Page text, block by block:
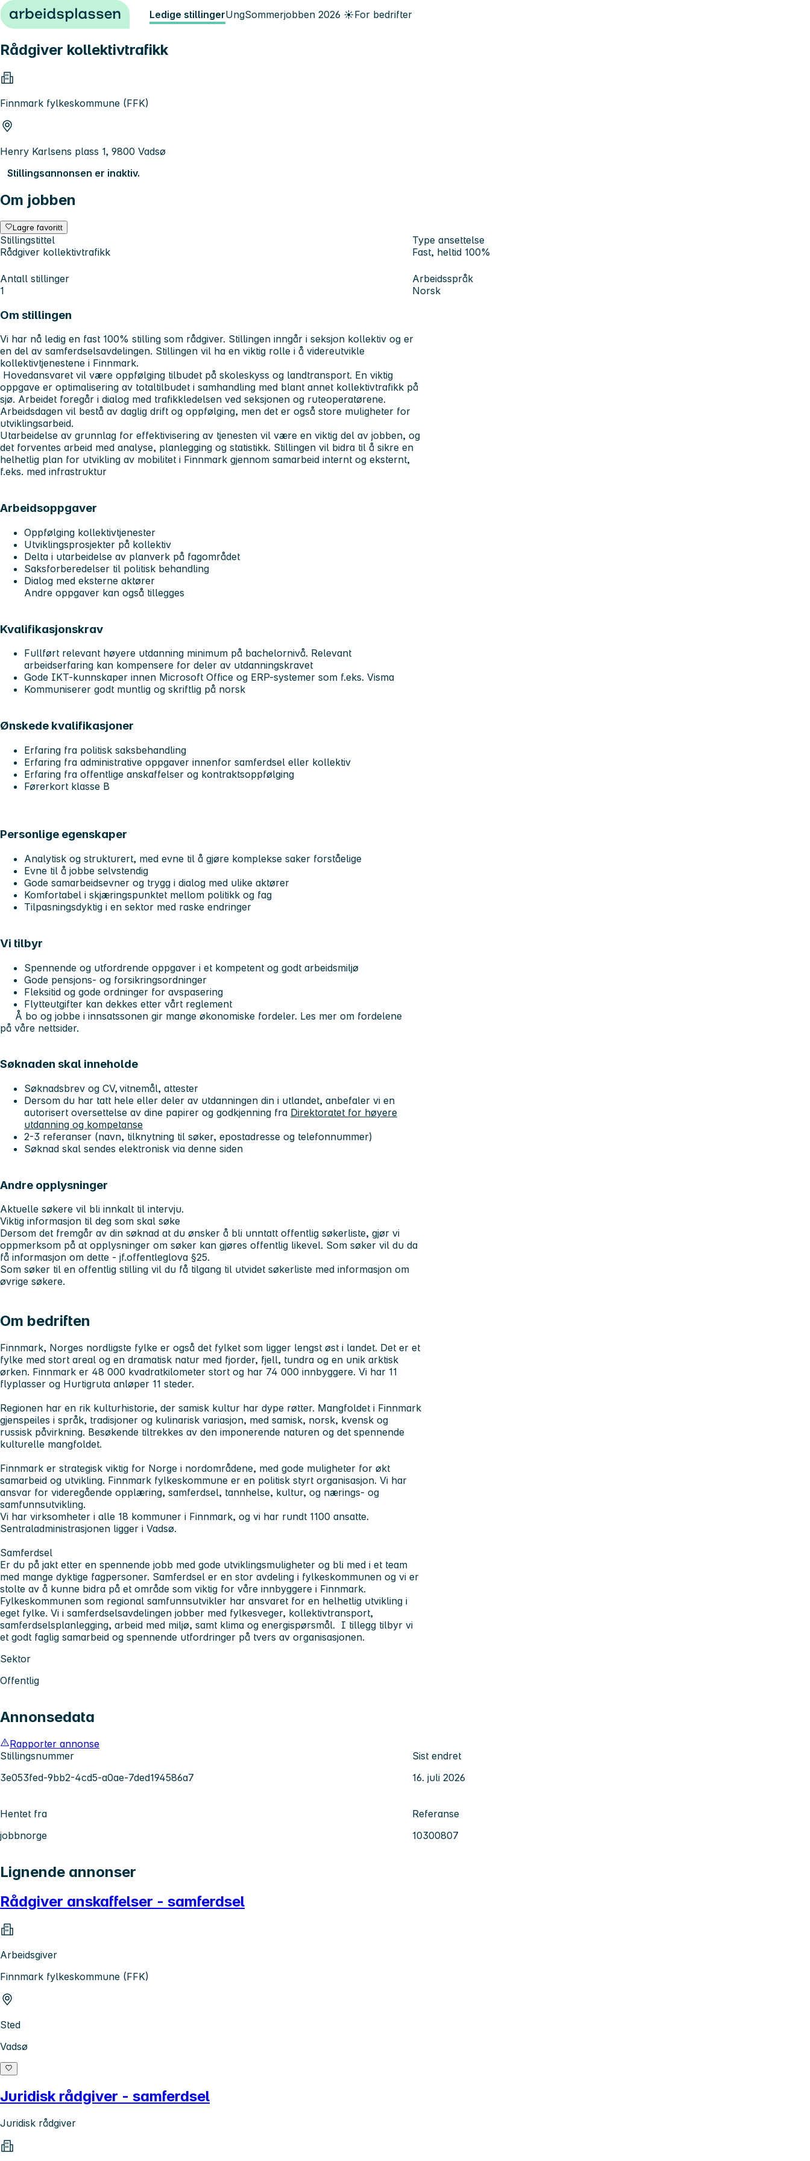
Hopp til innhold Ledige stillingerUngSommerjobben 2026 ☀️For bedrifter
Rådgiver kollektivtrafikk
Finnmark fylkeskommune (FFK)
Henry Karlsens plass 1, 9800 Vadsø
Stillingsannonsen er inaktiv.
Om jobben
Lagre favoritt
Stillingstittel
Rådgiver kollektivtrafikk
Type ansettelse
Fast, heltid 100%
Antall stillinger
1
Arbeidsspråk
Norsk
Om stillingen
Vi har nå ledig en fast 100% stilling som rådgiver. Stillingen inngår i seksjon kollektiv og er
en del av samferdselsavdelingen. Stillingen vil ha en viktig rolle i å videreutvikle
kollektivtjenestene i Finnmark.
Hovedansvaret vil være oppfølging tilbudet på skoleskyss og landtransport. En viktig
oppgave er optimalisering av totaltilbudet i samhandling med blant annet kollektivtrafikk på
sjø. Arbeidet foregår i dialog med trafikkledelsen ved seksjonen og ruteoperatørene.
Arbeidsdagen vil bestå av daglig drift og oppfølging, men det er også store muligheter for
utviklingsarbeid.
Utarbeidelse av grunnlag for effektivisering av tjenesten vil være en viktig del av jobben, og
det forventes arbeid med analyse, planlegging og statistikk. Stillingen vil bidra til å sikre en
helhetlig plan for utvikling av mobilitet i Finnmark gjennom samarbeid internt og eksternt,
f.eks. med infrastruktur
Arbeidsoppgaver
Oppfølging kollektivtjenester
Utviklingsprosjekter på kollektiv
Delta i utarbeidelse av planverk på fagområdet
Saksforberedelser til politisk behandling
Dialog med eksterne aktører
Andre oppgaver kan også tillegges
Kvalifikasjonskrav
Fullført relevant høyere utdanning minimum på bachelornivå. Relevant
arbeidserfaring kan kompensere for deler av utdanningskravet
Gode IKT-kunnskaper innen Microsoft Office og ERP-systemer som f.eks. Visma
Kommuniserer godt muntlig og skriftlig på norsk
Ønskede kvalifikasjoner
Erfaring fra politisk saksbehandling
Erfaring fra administrative oppgaver innenfor samferdsel eller kollektiv
Erfaring fra offentlige anskaffelser og kontraktsoppfølging
Førerkort klasse B
Personlige egenskaper
Analytisk og strukturert, med evne til å gjøre komplekse saker forståelige
Evne til å jobbe selvstendig
Gode samarbeidsevner og trygg i dialog med ulike aktører
Komfortabel i skjæringspunktet mellom politikk og fag
Tilpasningsdyktig i en sektor med raske endringer
Vi tilbyr
Spennende og utfordrende oppgaver i et kompetent og godt arbeidsmiljø
Gode pensjons- og forsikringsordninger
Fleksitid og gode ordninger for avspasering
Flytteutgifter kan dekkes etter vårt reglement
Å bo og jobbe i innsatssonen gir mange økonomiske fordeler. Les mer om fordelene
på våre nettsider.
Søknaden skal inneholde
Søknadsbrev og CV, vitnemål, attester
Dersom du har tatt hele eller deler av utdanningen din i utlandet, anbefaler vi en
autorisert oversettelse av dine papirer og godkjenning fra Direktoratet for høyere
utdanning og kompetanse
2-3 referanser (navn, tilknytning til søker, epostadresse og telefonnummer)
Søknad skal sendes elektronisk via denne siden
Andre opplysninger
Aktuelle søkere vil bli innkalt til intervju.
Viktig informasjon til deg som skal søke
Dersom det fremgår av din søknad at du ønsker å bli unntatt offentlig søkerliste, gjør vi
oppmerksom på at opplysninger om søker kan gjøres offentlig likevel. Som søker vil du da
få informasjon om dette - jf.offentleglova §25.
Som søker til en offentlig stilling vil du få tilgang til utvidet søkerliste med informasjon om
øvrige søkere.
Om bedriften
Finnmark, Norges nordligste fylke er også det fylket som ligger lengst øst i landet. Det er et
fylke med stort areal og en dramatisk natur med fjorder, fjell, tundra og en unik arktisk
ørken. Finnmark er 48 000 kvadratkilometer stort og har 74 000 innbyggere. Vi har 11
flyplasser og Hurtigruta anløper 11 steder.
Regionen har en rik kulturhistorie, der samisk kultur har dype røtter. Mangfoldet i Finnmark
gjenspeiles i språk, tradisjoner og kulinarisk variasjon, med samisk, norsk, kvensk og
russisk påvirkning. Besøkende tiltrekkes av den imponerende naturen og det spennende
kulturelle mangfoldet.
Finnmark er strategisk viktig for Norge i nordområdene, med gode muligheter for økt
samarbeid og utvikling. Finnmark fylkeskommune er en politisk styrt organisasjon. Vi har
ansvar for videregående opplæring, samferdsel, tannhelse, kultur, og nærings- og
samfunnsutvikling.
Vi har virksomheter i alle 18 kommuner i Finnmark, og vi har rundt 1100 ansatte.
Sentraladministrasjonen ligger i Vadsø.
Samferdsel
Er du på jakt etter en spennende jobb med gode utviklingsmuligheter og bli med i et team
med mange dyktige fagpersoner. Samferdsel er en stor avdeling i fylkeskommunen og vi er
stolte av å kunne bidra på et område som viktig for våre innbyggere i Finnmark.
Fylkeskommunen som regional samfunnsutvikler har ansvaret for en helhetlig utvikling i
eget fylke. Vi i samferdselsavdelingen jobber med fylkesveger, kollektivtransport,
samferdselsplanlegging, arbeid med miljø, samt klima og energispørsmål. I tillegg tilbyr vi
et godt faglig samarbeid og spennende utfordringer på tvers av organisasjonen.
Sektor
Offentlig
Annonsedata
Rapporter annonse
Stillingsnummer
3e053fed-9bb2-4cd5-a0ae-7ded194586a7
Sist endret
16. juli 2026
Hentet fra
jobbnorge
Referanse
10300807
Lignende annonser
Rådgiver anskaffelser - samferdsel
Arbeidsgiver
Finnmark fylkeskommune (FFK)
Sted
Vadsø
Juridisk rådgiver - samferdsel
Juridisk rådgiver